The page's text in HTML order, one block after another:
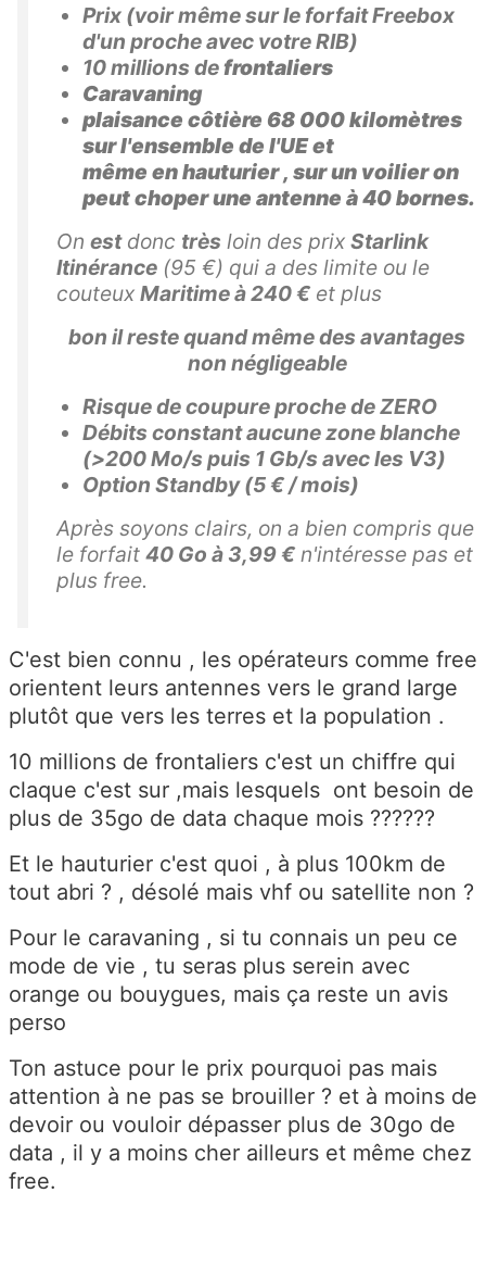
Prix (voir même sur le forfait Freebox
d'un proche avec votre RIB)
10 millions defrontaliers
Caravaning
plaisance côtière 68 000 kilomètres
sur l'ensemble de l'UE et
même en hauturier , sur un voilier on
peut choper une antenne à 40 bornes.
On estdonc très loin des prix Starlink
Itinérance (95 €) qui a des limite ou le
couteux Maritime à 240 € et plus
bon il reste quand même des avantages
non négligeable
Risque de coupure proche de ZERO
Débits constant aucune zone blanche
(>200 Mo/s puis 1 Gb/s avec les V3)
Option Standby (5 € / mois)
Après soyons clairs, on a bien compris que
le forfait 40 Go à 3,99 € n'intéresse pas et
plus free.
C'est bien connu , les opérateurs comme free
orientent leurs antennes vers le grand large
plutôt que vers les terres et la population .
10 millions de frontaliers c'est un chiffre qui
claque c'est sur ,mais lesquels ont besoin de
plus de 35go de data chaque mois ??????
Et le hauturier c'est quoi , à plus 100km de
tout abri ? , désolé mais vhf ou satellite non ?
Pour le caravaning , si tu connais un peu ce
mode de vie , tu seras plus serein avec
orange ou bouygues, mais ça reste un avis
perso
Ton astuce pour le prix pourquoi pas mais
attention à ne pas se brouiller ? et à moins de
devoir ou vouloir dépasser plus de 30go de
data , il y a moins cher ailleurs et même chez
free.